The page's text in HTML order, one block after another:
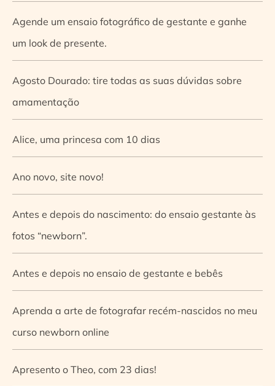
Agende um ensaio fotográfico de gestante e ganhe
um look de presente.
Agosto Dourado: tire todas as suas dúvidas sobre
amamentação
Alice, uma princesa com 10 dias
Ano novo, site novo!
Antes e depois do nascimento: do ensaio gestante às
fotos “newborn”.
Antes e depois no ensaio de gestante e bebês
Aprenda a arte de fotografar recém-nascidos no meu
curso newborn online
Apresento o Theo, com 23 dias!